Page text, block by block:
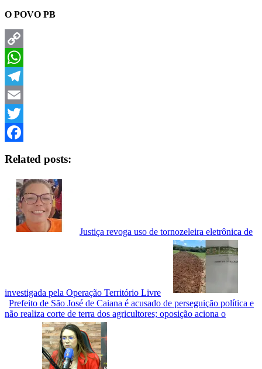
O POVO PB
Copy
Link
WhatsApp
Telegram
Email
Twitter
Related posts:
Justiça revoga uso de tornozeleira eletrônica de
investigada pela Operação Território Livre
Prefeito de São José de Caiana é acusado de perseguição política e
não realiza corte de terra dos agricultores; oposição aciona o